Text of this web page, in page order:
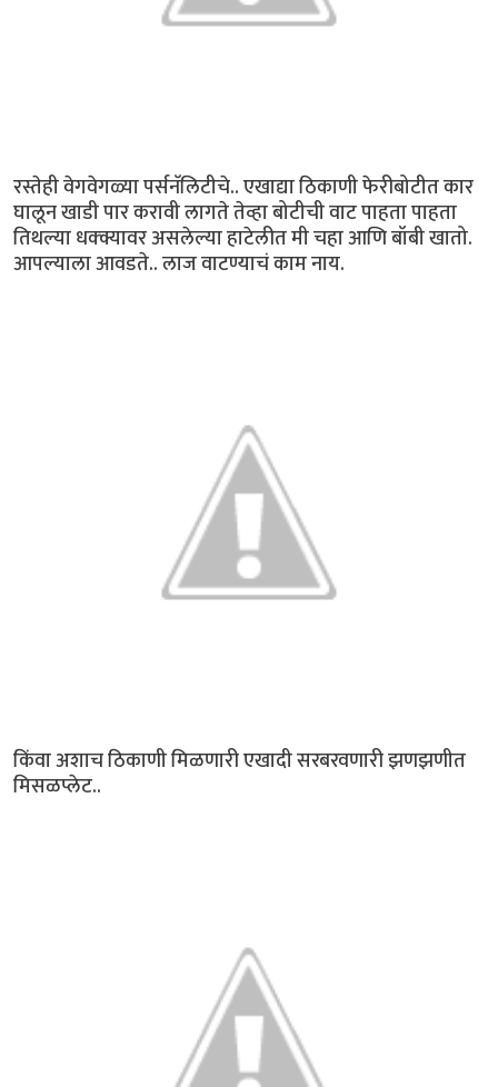
रस्तेही वेगवेगळ्या पर्सनॅलिटीचे.. एखाद्या ठिकाणी फेरीबोटीत कार
घालून खाडी पार करावी लागते तेव्हा बोटीची वाट पाहता पाहता
तिथल्या धक्क्यावर असलेल्या हाटेलीत मी चहा आणि बॉबी खातो.
आपल्याला आवडते.. लाज वाटण्याचं काम नाय.
किंवा अशाच ठिकाणी मिळणारी एखादी सरबरवणारी झणझणीत
मिसळप्लेट..